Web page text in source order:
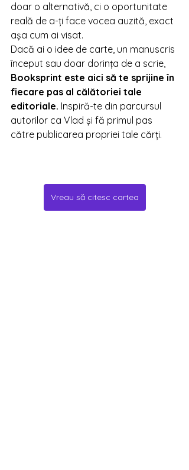
doar o alternativă, ci o oportunitate
reală de a-ți face vocea auzită, exact
așa cum ai visat.
Dacă ai o idee de carte, un manuscris
început sau doar dorința de a scrie,
Booksprint este aici să te sprijine în
fiecare pas al călătoriei tale
editoriale. Inspiră-te din parcursul
autorilor ca Vlad și fă primul pas
către publicarea propriei tale cărți.
Vreau să citesc cartea